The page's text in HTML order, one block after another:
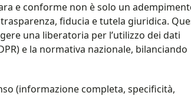
e conforme non è solo un
fiducia e tutela giuridica.
una liberatoria per l’utilizzo dei dati
e la normativa nazionale, bilanciando
(informazione completa, specificità,